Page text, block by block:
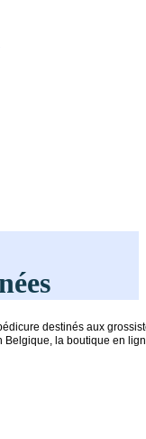
destinés aux
la boutique en